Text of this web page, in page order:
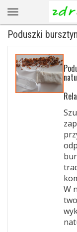
Poduszki
W